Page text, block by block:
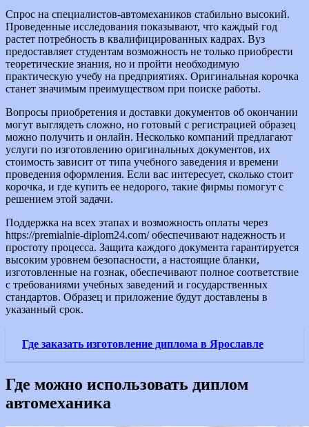
Спрос на специалистов-автомехаников стабильно высокий.
Проведенные исследования показывают, что каждый год
растет потребность в квалифицированных кадрах. Вуз
предоставляет студентам возможность не только приобрести
теоретические знания, но и пройти необходимую
практическую учебу на предприятиях. Оригинальная корочка
станет значимым преимуществом при поиске работы.
Вопросы приобретения и доставки документов об окончании
могут выглядеть сложно, но готовый с регистрацией образец
можно получить и онлайн. Несколько компаний предлагают
услуги по изготовлению оригинальных документов, их
стоимость зависит от типа учебного заведения и времени
проведения оформления. Если вас интересует, сколько стоит
корочка, и где купить ее недорого, такие фирмы помогут с
решением этой задачи.
Поддержка на всех этапах и возможность оплаты через
https://premialnie-diplom24.com/ обеспечивают надежность и
простоту процесса. Защита каждого документа гарантируется
высоким уровнем безопасности, а настоящие бланки,
изготовленные на гознак, обеспечивают полное соответствие
с требованиями учебных заведений и государственных
стандартов. Образец и приложение будут доставлены в
указанный срок.
Где заказать изготовление диплома в Ярославле
Где можно использовать диплом
автомеханика